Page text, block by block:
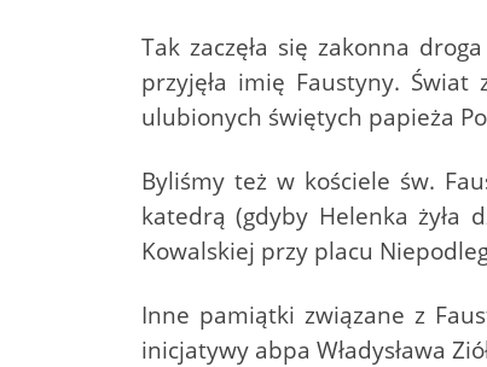
Tak zaczęła się zakonna
przyjęła imię Faustyny.
ulubionych świętych papieża
Byliśmy też w kościele św.
katedrą (gdyby Helenka żyła
Kowalskiej przy placu
Inne pamiątki związane z
inicjatywy abpa Władysława